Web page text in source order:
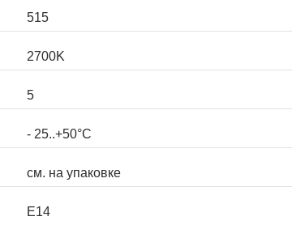
515
2700K
5
- 25..+50°C
см. на упаковке
Е14